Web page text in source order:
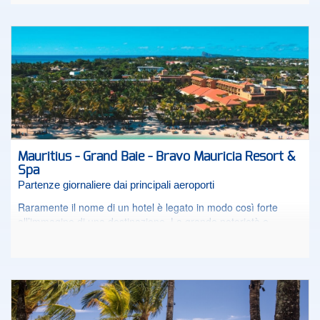
lunga oltre 1 km., nella costa ovest di Mauritius a circa
mezzora dalla capitale Port Louis, con solo un giardino
formato da alte palme di cocco a separare le camere dalla
sabbia. Spettacolari i tramonti sul mare che si ammirano dalla
propria stanza. Gli ospiti possono usufruire anche dei servizi e
ristoranti dell’adiacente Sugar Beach Resort per una offerta
ancora più completa. Intimo e riservato, oppure attivo e
dinamico secondo il vostro stato d’animo del momento, La
Pirogue saprà coinvolgervi con tutto il suo fascino.
Mauritius - Grand Baie - Bravo Mauricia Resort &
Spa
Partenze giornaliere dai principali aeroporti
Raramente il nome di un hotel è legato in modo così forte
all’immagine di una destinazione. La grande notorietà e
Mauritius. L’hotel è adatto a single, coppie ed anche famiglie
grazie alla presenza di biberoneria, miniclub internazionale e
diverse possibilità di sistemazione per nuclei familiari anche